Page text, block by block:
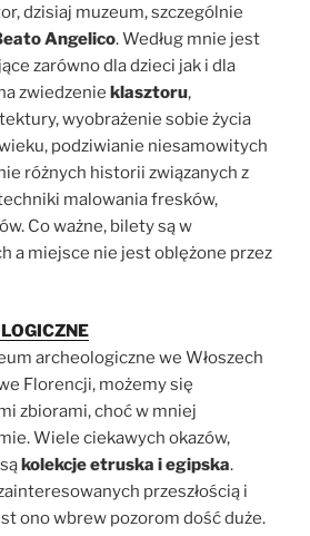
dzisiaj muzeum, szczególnie
Angelico. Według mnie jest
zarówno dla dzieci jak i dla
zwiedzenie klasztoru,
wyobrażenie sobie życia
podziwianie niesamowitych
różnych historii związanych z
malowania fresków,
Co ważne, bilety są w
a miejsce nie jest oblężone przez
archeologiczne we Włoszech
Florencji, możemy się
zbiorami, choć w mniej
Wiele ciekawych okazów,
kolekcje etruska i egipska.
przeszłością i
ono wbrew pozorom dość duże.